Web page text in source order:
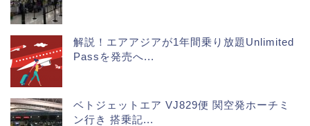
解説！エアアジアが1年間乗り放題Unlimited
Passを発売へ...
ベトジェットエア VJ829便 関空発ホーチミ
ン行き 搭乗記...